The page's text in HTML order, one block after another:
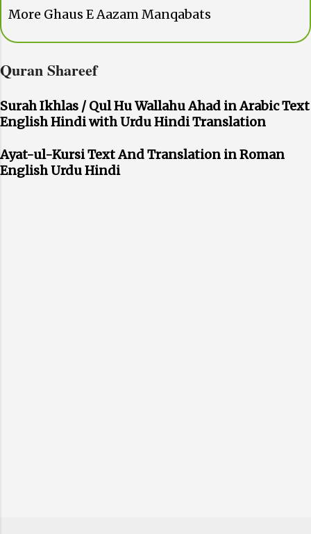
More Ghaus E Aazam Manqabats
Quran Shareef
Surah Ikhlas / Qul Hu Wallahu Ahad in Arabic Text
English Hindi with Urdu Hindi Translation
Ayat-ul-Kursi Text And Translation in Roman
English Urdu Hindi